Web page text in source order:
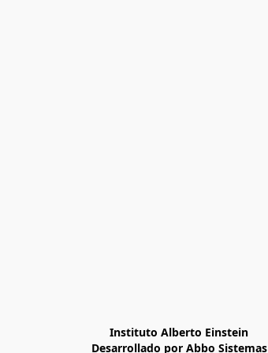
Instituto Alberto Einstein
Desarrollado por Abbo Sistemas